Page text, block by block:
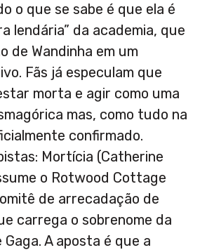
o que se sabe é que ela é
lendária” da academia, que
de Wandinha em um
Fãs já especulam que
morta e agir como uma
mas, como tudo na
confirmado.
Mortícia (Catherine
o Rotwood Cottage
de arrecadação de
carrega o sobrenome da
A aposta é que a